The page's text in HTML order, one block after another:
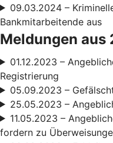
09.03.2024 –
Bankmitarbeitende aus
Meldungen aus
01.12.2023 –
Registrierung
05.09.2023 –
25.05.2023 –
11.05.2023 –
fordern zu